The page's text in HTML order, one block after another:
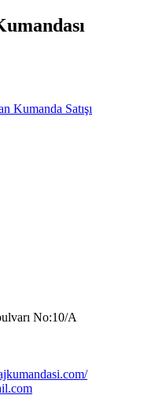
Kumanda Satışı
No:10/A